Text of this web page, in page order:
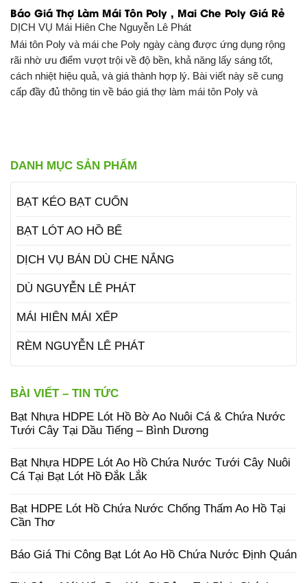
DANH MỤC SẢN PHẨM
BẠT KÉO BẠT CUỐN
BẠT LÓT AO HỒ BỂ
DỊCH VỤ BÁN DÙ CHE NẮNG
DÙ NGUYỄN LÊ PHÁT
MÁI HIÊN MÁI XẾP
RÈM NGUYỄN LÊ PHÁT
BÀI VIẾT – TIN TỨC
Bạt Nhựa HDPE Lót Hồ Bờ Ao Nuôi Cá & Chứa Nước
Tưới Cây Tại Dầu Tiếng – Bình Dương
Bạt Nhựa HDPE Lót Ao Hồ Chứa Nước Tưới Cây Nuôi
Cá Tại Bạt Lót Hồ Đắk Lắk
Bạt HDPE Lót Hồ Chứa Nước Chống Thấm Ao Hồ Tại
Cần Thơ
Báo Giá Thi Công Bạt Lót Ao Hồ Chứa Nước Định Quán
Báo Giá Thợ Làm Mái Tôn Poly , Mai Che Poly Giá Rẻ
DỊCH VỤ Mái Hiên Che Nguyễn Lê Phát
Mái tôn Poly và mái che Poly ngày càng được ứng dụng rộng
rãi nhờ ưu điểm vượt trội về độ bền, khả năng lấy sáng tốt,
cách nhiệt hiệu quả, và giá thành hợp lý. Bài viết này sẽ cung
cấp đầy đủ thông tin về báo giá thợ làm mái tôn Poly và